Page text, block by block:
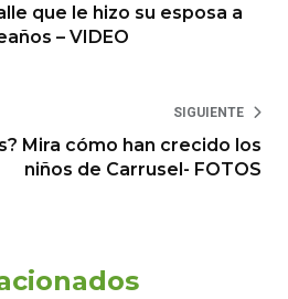
que le hizo su esposa a
– VIDEO
SIGUIENTE
Mira cómo han crecido los
niños de Carrusel- FOTOS